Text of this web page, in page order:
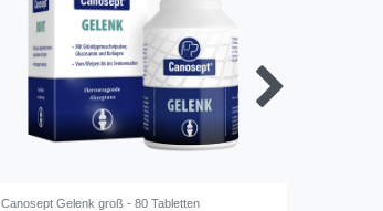
Canosept Gelenk groß - 80 Tabletten